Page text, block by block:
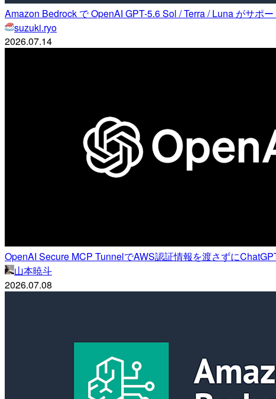
Amazon Bedrock で OpenAI GPT-5.6 Sol / Terra / Luna がサポ
suzuki.ryo
2026.07.14
OpenAI Secure MCP TunnelでAWS認証情報を渡さずに
山本暁斗
2026.07.08